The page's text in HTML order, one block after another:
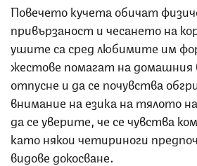
Повечето кучета обичат
привързаност и чесането на
ушите са сред любимите им
жестове помагат на домашния
отпусне и да се почувства
внимание на езика на тялото
да се уверите, че се чувства
като някои четириноги
видове докосване.